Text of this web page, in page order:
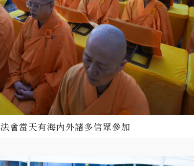
法會當天有海內外諸多信眾參加